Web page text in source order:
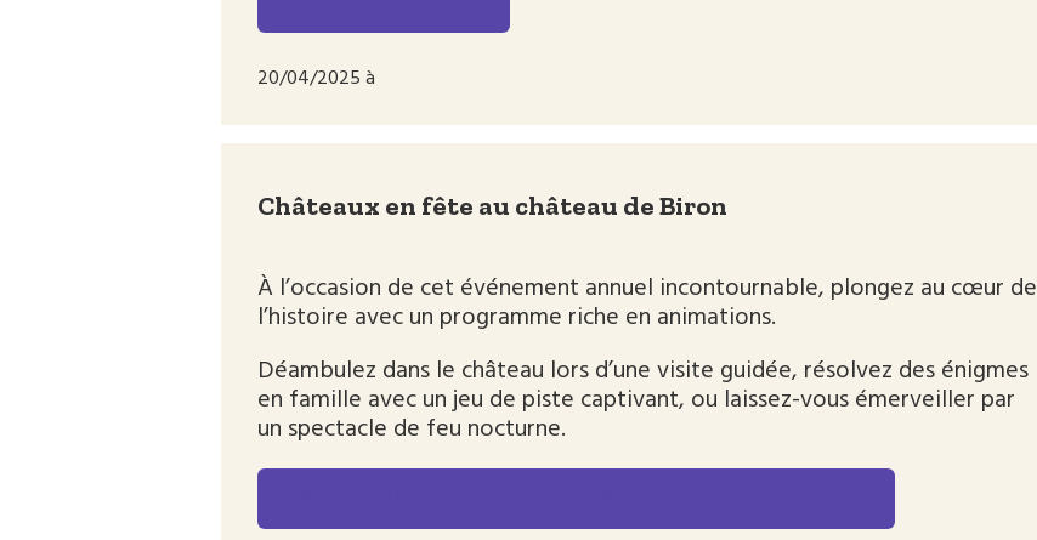
20/04/2025 à
Châteaux en fête au château de Biron
À l’occasion de cet événement annuel incontournable, plongez au cœur de
l’histoire avec un programme riche en animations.
Déambulez dans le château lors d’une visite guidée, résolvez des énigmes
en famille avec un jeu de piste captivant, ou laissez-vous émerveiller par
un spectacle de feu nocturne.